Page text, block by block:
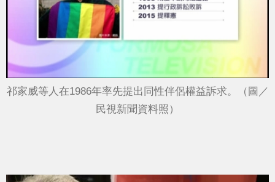
祁家威等人在1986年率先提出同性伴侶權益訴求。（圖／
民視新聞資料照）